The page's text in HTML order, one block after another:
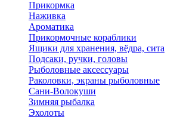
Прикормка
Наживка
Ароматика
Прикормочные кораблики
Ящики для хранения, вёдра, сита
Подсаки, ручки, головы
Рыболовные аксессуары
Раколовки, экраны рыболовные
Сани-Волокуши
Зимняя рыбалка
Эхолоты